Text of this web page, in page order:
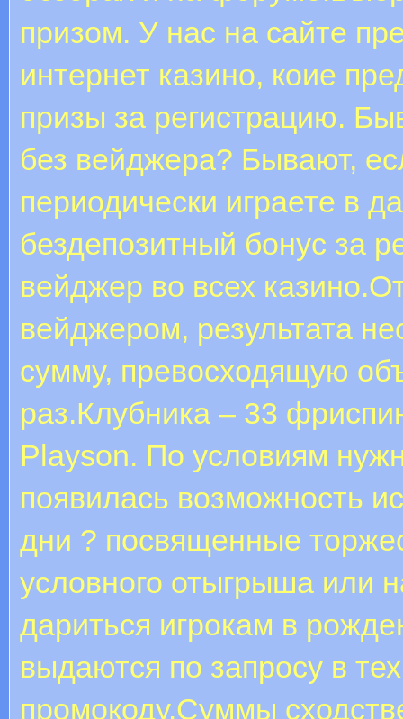
призом. У нас на сайте
интернет казино, коие
призы за регистрацию.
без вейджера? Бывают,
периодически играете в
бездепозитный бонус за
вейджер во всех
вeйджepом, результата
cумму, превосходящую
раз.Клубника – 33
Playson. По условиям
появилась возможность
дни ? посвященные
условного отыгрыша или
дариться игрокам в
выдаются по запросу в
промокоду.Суммы